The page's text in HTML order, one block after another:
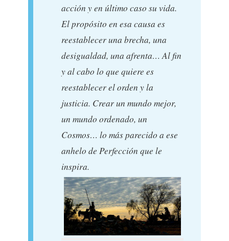
acción y en último caso su vida.
El propósito en esa causa es
reestablecer una brecha, una
desigualdad, una afrenta… Al fin
y al cabo lo que quiere es
reestablecer el orden y la
justicia. Crear un mundo mejor,
un mundo ordenado, un
Cosmos… lo más parecido a ese
anhelo de Perfección que le
inspira.